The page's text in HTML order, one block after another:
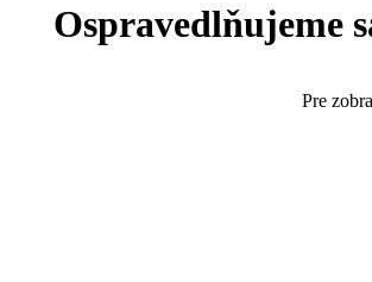
Ospravedlňujeme
Pre